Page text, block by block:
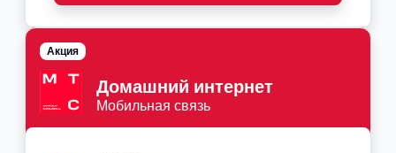
Домашний интернет
Мобильная связь
Акция